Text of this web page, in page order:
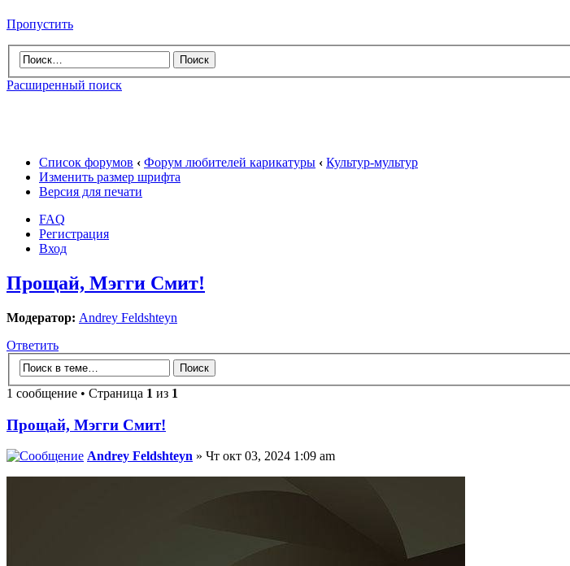
Пропустить
Расширенный поиск
Список форумов ‹ Форум любителей карикатуры ‹ Культур-мультур
Изменить размер шрифта
Версия для печати
FAQ
Регистрация
Вход
Прощай, Мэгги Смит!
Модератор: Andrey Feldshteyn
Ответить
1 сообщение • Страница 1 из 1
Прощай, Мэгги Смит!
Andrey Feldshteyn » Чт окт 03, 2024 1:09 am